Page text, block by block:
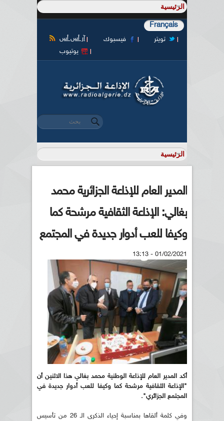
Français
آر أس أس فيسبوك
تويتر
يوتيوب
استمارة البحث
‏بحث ‏
المدير العام للإذاعة الجزائرية محمد
بغالي: الإذاعة الثقافية مرشحة كما
وكيفا للعب أدوار جديدة في المجتمع
01/02/2021 - 13:13
أكد المدير العام للإذاعة الوطنية محمد بغالي هذا الاثنين أن
"الإذاعة الثقافية مرشحة كما وكيفا للعب أدوار جديدة في
المجتمع الجزائري".
وفي كلمة ألقاها بمناسبة إحياء الذكرى الـ 26 من تأسيس